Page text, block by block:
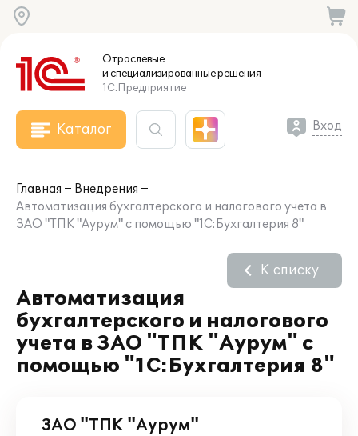
Отраслевые
и специализированныерешения
1С:Предприятие
Каталог Вход
Главная
Внедрения
Автоматизация бухгалтерского и налогового учета в
ЗАО "ТПК "Аурум" с помощью "1С:Бухгалтерия 8"
Автоматизация
бухгалтерского и налогового
учета в ЗАО "ТПК "Аурум" с
помощью "1С:Бухгалтерия 8"
К списку
ЗАО "ТПК "Аурум"